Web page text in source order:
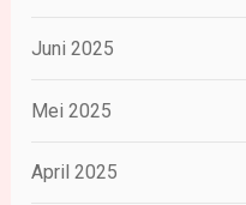
Juni 2025
Mei 2025
April 2025